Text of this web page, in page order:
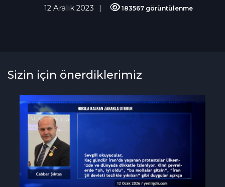
12 Aralık 2023 183567 görüntülenme
Sizin için önerdiklerimiz